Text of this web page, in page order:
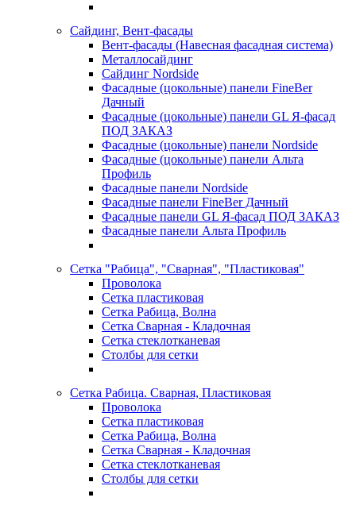
Сайдинг, Вент-фасады
Вент-фасады (Навесная фасадная система)
Металлосайдинг
Сайдинг Nordside
Фасадные (цокольные) панели FineBer
Дачный
Фасадные (цокольные) панели GL Я-фасад
ПОД ЗАКАЗ
Фасадные (цокольные) панели Nordside
Фасадные (цокольные) панели Альта
Профиль
Фасадные панели Nordside
Фасадные панели FineBer Дачный
Фасадные панели GL Я-фасад ПОД ЗАКАЗ
Фасадные панели Альта Профиль
Сетка "Рабица", "Сварная", "Пластиковая"
Проволока
Сетка пластиковая
Сетка Рабица, Волна
Сетка Сварная - Кладочная
Сетка стеклотканевая
Столбы для сетки
Сетка Рабица. Сварная, Пластиковая
Проволока
Сетка пластиковая
Сетка Рабица, Волна
Сетка Сварная - Кладочная
Сетка стеклотканевая
Столбы для сетки